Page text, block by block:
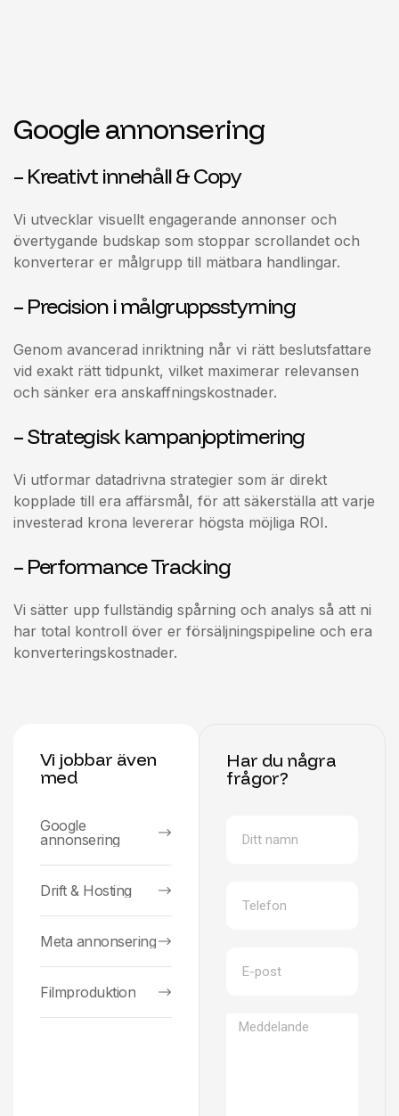
Google annonsering
– Kreativt innehåll & Copy
Vi utvecklar visuellt engagerande annonser och
övertygande budskap som stoppar scrollandet och
konverterar er målgrupp till mätbara handlingar.
– Precision i målgruppsstyrning
Genom avancerad inriktning når vi rätt beslutsfattare
vid exakt rätt tidpunkt, vilket maximerar relevansen
och sänker era anskaffningskostnader.
– Strategisk kampanjoptimering
Vi utformar datadrivna strategier som är direkt
kopplade till era affärsmål, för att säkerställa att varje
investerad krona levererar högsta möjliga ROI.
– Performance Tracking
Vi sätter upp fullständig spårning och analys så att ni
har total kontroll över er försäljningspipeline och era
konverteringskostnader.
Vi jobbar även
med
Google
annonsering
Drift & Hosting
Meta annonsering
Filmproduktion
Har du några
frågor?